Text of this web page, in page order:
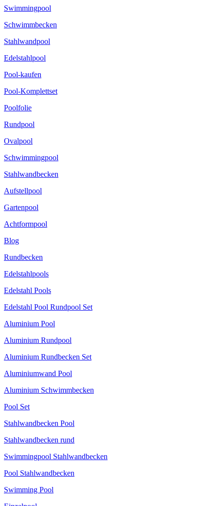
Swimmingpool
Schwimmbecken
Stahlwandpool
Edelstahlpool
Pool-kaufen
Pool-Komplettset
Poolfolie
Rundpool
Ovalpool
Schwimmingpool
Stahlwandbecken
Aufstellpool
Gartenpool
Achtformpool
Blog
Rundbecken
Edelstahlpools
Edelstahl Pools
Edelstahl Pool Rundpool Set
Aluminium Pool
Aluminium Rundpool
Aluminium Rundbecken Set
Aluminiumwand Pool
Aluminium Schwimmbecken
Pool Set
Stahlwandbecken Pool
Stahlwandbecken rund
Swimmingpool Stahlwandbecken
Pool Stahlwandbecken
Swimming Pool